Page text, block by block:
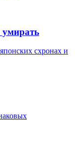
умирать
схронах и